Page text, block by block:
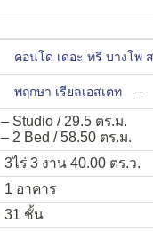
คอนโด เดอะ ทรี บางโพ
พฤกษา เรียลเอสเตท –
– Studio / 29.5 ตร.ม.
– 2 Bed / 58.50 ตร.ม.
3ไร่ 3 งาน 40.00 ตร.ว.
1 อาคาร
31 ชั้น